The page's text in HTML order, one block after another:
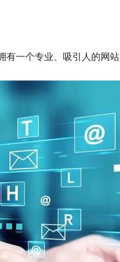
一个专业、吸引人的网站